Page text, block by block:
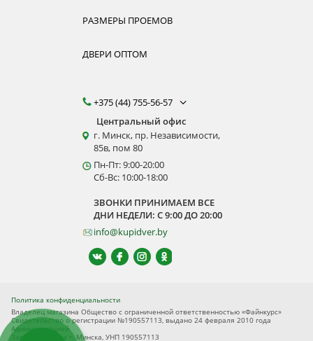
РАЗМЕРЫ ПРОЕМОВ
ДВЕРИ ОПТОМ
+375 (44) 755-56-57
Центральный офис
г. Минск, пр. Независимости,
85в, пом 80
Пн-Пт: 9:00-20:00
Сб-Вс: 10:00-18:00
ЗВОНКИ ПРИНИМАЕМ ВСЕ
ДНИ НЕДЕЛИ: С 9:00 ДО 20:00
info@kupidver.by
Политика конфиденциальности
Владелец магазина Общество с ограниченной ответственностью «Файнкурс»
Свидетельство о регистрации №190557113, выдано 24 февраля 2010 года
Администрацией
Заводского р-на г. Минска, УНП 190557113